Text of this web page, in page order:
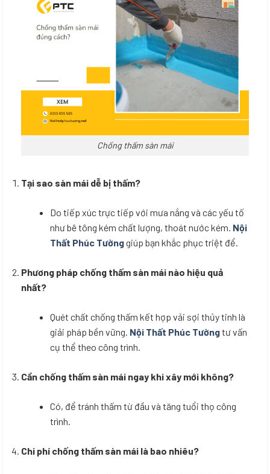
Chống thấm sàn mái
Tại sao sàn mái dễ bị thấm?
Do tiếp xúc trực tiếp với mưa nắng và các yếu tố
như bê tông kém chất lượng, thoát nước kém. Nội
Thất Phúc Tườnggiúp bạn khắc phục triệt để.
Phương pháp chống thấm sàn mái nào hiệu quả
nhất?
Quét chất chống thấm kết hợp vải sợi thủy tinh là
giải pháp bền vững. Nội Thất Phúc Tườngtư vấn
cụ thể theo công trình.
Cần chống thấm sàn mái ngay khi xây mới không?
Có, để tránh thấm từ đầu và tăng tuổi thọ công
trình.
Chi phí chống thấm sàn mái là bao nhiêu?